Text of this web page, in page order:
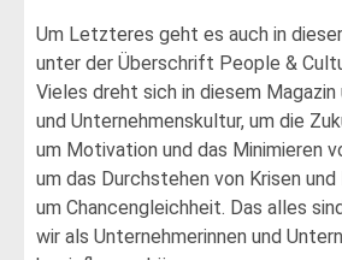
Um Letzteres geht es auch in
unter der Überschrift People &
Vieles dreht sich in diesem Magazin
und Unternehmenskultur, um die
um Motivation und das Minimieren
um das Durchstehen von Krisen
um Chancengleichheit. Das alles
wir als Unternehmerinnen und